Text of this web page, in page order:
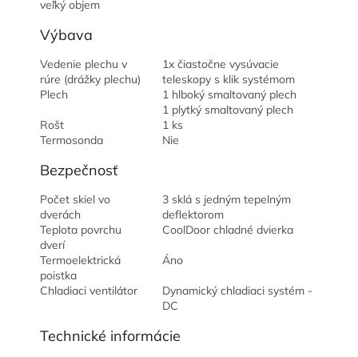
veľký objem
Výbava
Vedenie plechu v
rúre (drážky plechu)
1x čiastočne vysúvacie
teleskopy s klik systémom
Plech
1 hlboký smaltovaný plech
1 plytký smaltovaný plech
Rošt
1 ks
Termosonda
Nie
Bezpečnosť
Počet skiel vo
dverách
3 sklá s jedným tepelným
deflektorom
Teplota povrchu
dverí
CoolDoor chladné dvierka
Termoelektrická
poistka
Áno
Chladiaci ventilátor
Dynamický chladiaci systém -
DC
Technické informácie